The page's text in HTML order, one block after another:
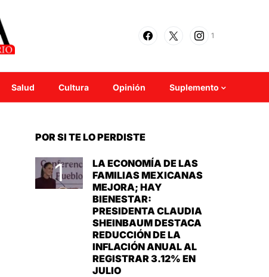
1
Salud Cultura Opinión Suplemento
POR SI TE LO PERDISTE
LA ECONOMÍA DE LAS
FAMILIAS MEXICANAS
MEJORA; HAY
BIENESTAR:
PRESIDENTA CLAUDIA
SHEINBAUM DESTACA
REDUCCIÓN DE LA
INFLACIÓN ANUAL AL
REGISTRAR 3.12% EN
JULIO